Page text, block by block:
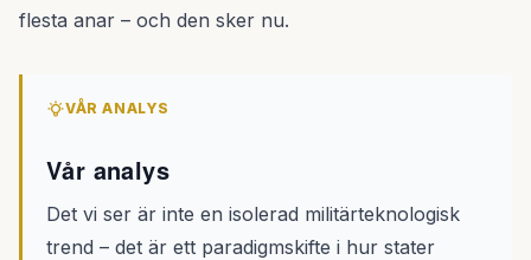
flesta anar – och den sker nu.
VÅR ANALYS
Vår analys
Det vi ser är inte en isolerad militärteknologisk
trend – det är ett paradigmskifte i hur stater